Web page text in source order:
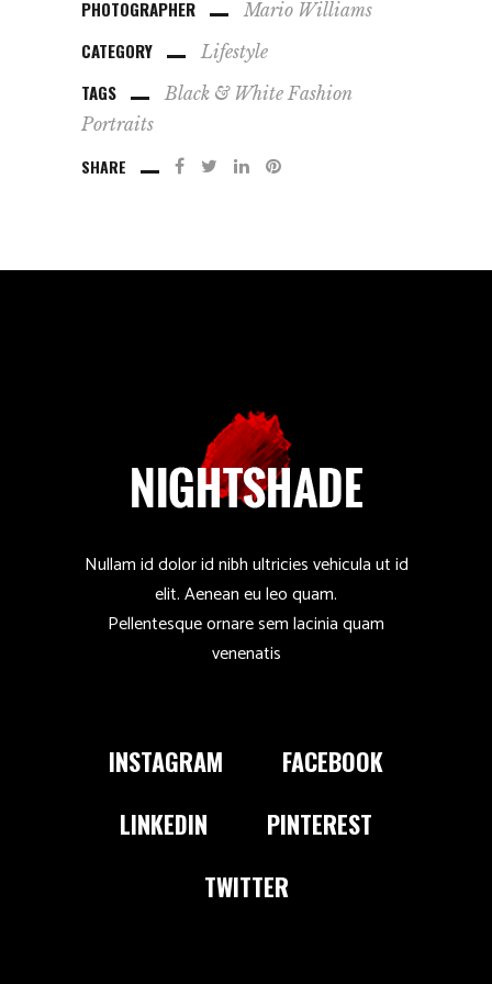
PHOTOGRAPHER Mario Williams
CATEGORY Lifestyle
TAGS Black & White Fashion
Portraits
SHARE
Nullam id dolor id nibh ultricies vehicula ut id
elit. Aenean eu leo quam.
Pellentesque ornare sem lacinia quam
venenatis
INSTAGRAM
FACEBOOK
LINKEDIN
PINTEREST
TWITTER